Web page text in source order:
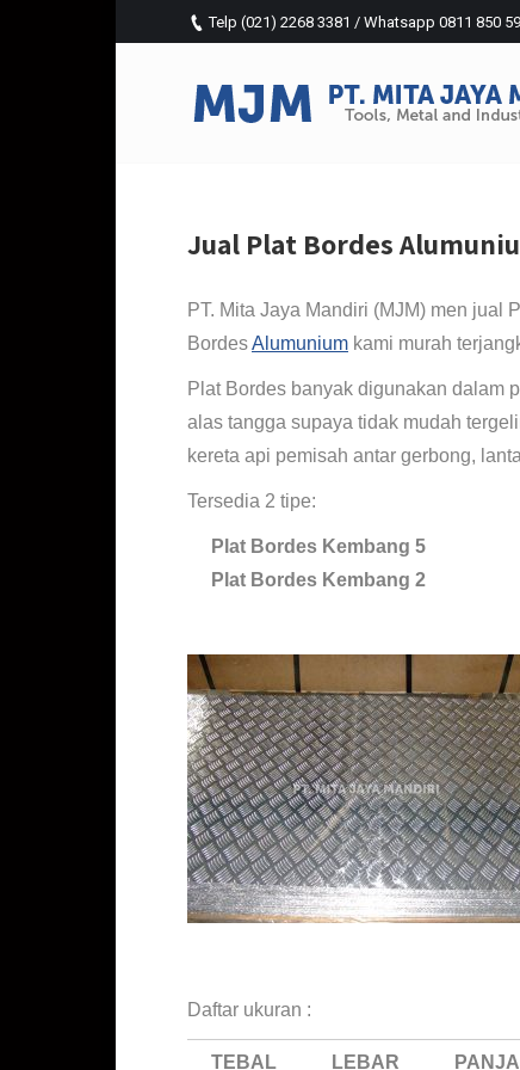
Telp (021) 2268 3381 / Whatsapp 0811 850
Jual Plat Bordes
PT. Mita Jaya Mandiri (MJM) men jual
BordesAlumunium kami murah
Plat Bordes banyak digunakan dalam
alas tangga supaya tidak mudah
kereta api pemisah antar gerbong,
Tersedia 2 tipe:
Plat Bordes Kembang 5
Plat Bordes Kembang 2
Daftar ukuran :
TEBAL LEBAR